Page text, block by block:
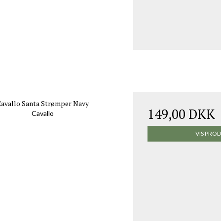
Santa Strømper Navy
Cavallo 149,00 DKK
VIS